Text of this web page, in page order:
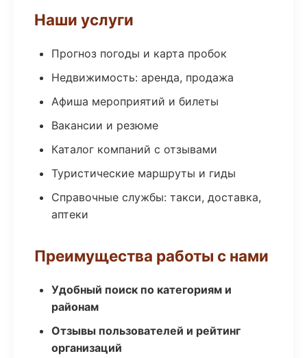
Наши услуги
Прогноз погоды и карта пробок
Недвижимость: аренда, продажа
Афиша мероприятий и билеты
Вакансии и резюме
Каталог компаний с отзывами
Туристические маршруты и гиды
Справочные службы: такси, доставка,
аптеки
Преимущества работы с нами
Удобный поиск по категориям и
районам
Отзывы пользователей и рейтинг
организаций